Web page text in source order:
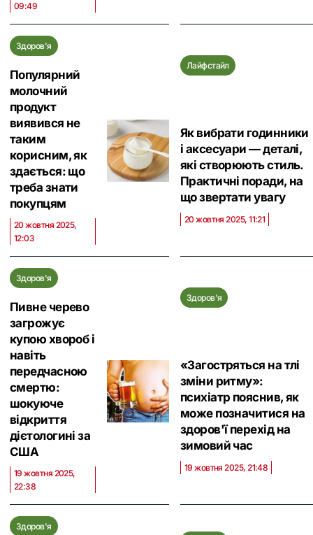
09:49
Здоров'я
Популярний
молочний
продукт
виявився не
таким
корисним, як
здається: що
треба знати
покупцям
20 жовтня 2025,
12:03
Лайфстайл
Як вибрати годинники
і аксесуари — деталі,
які створюють стиль.
Практичні поради, на
що звертати увагу
20 жовтня 2025, 11:21
Здоров'я
Пивне черево
загрожує
купою хвороб і
навіть
передчасною
смертю:
шокуюче
відкриття
дієтологині за
США
19 жовтня 2025,
22:38
Здоров'я
«Загостряться на тлі
зміни ритму»:
психіатр пояснив, як
може позначитися на
здоров'ї перехід на
зимовий час
19 жовтня 2025, 21:48
Здоров'я